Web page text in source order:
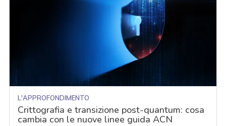
L'APPROFONDIMENTO
Crittografia e transizione post-quantum: cosa
cambia con le nuove linee guida ACN